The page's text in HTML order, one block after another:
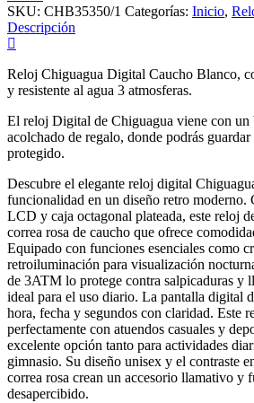
SKU: CHB35350/1 Categorías: Inicio,
Descripción
Reloj Chiguagua Digital Caucho Blanco,
y resistente al agua 3 atmosferas.
El reloj Digital de Chiguagua viene con un
acolchado de regalo, donde podrás
protegido.
Descubre el elegante reloj digital
funcionalidad en un diseño retro moderno.
LCD y caja octagonal plateada, este reloj
correa rosa de caucho que ofrece
Equipado con funciones esenciales como
retroiluminación para visualización
de 3ATM lo protege contra salpicaduras y
ideal para el uso diario. La pantalla digital
hora, fecha y segundos con claridad. Este
perfectamente con atuendos casuales y
excelente opción tanto para actividades
gimnasio. Su diseño unisex y el contraste
correa rosa crean un accesorio llamativo y
desapercibido.